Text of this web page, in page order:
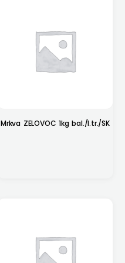
Mrkva ZELOVOC 1kg bal./I.tr./SK